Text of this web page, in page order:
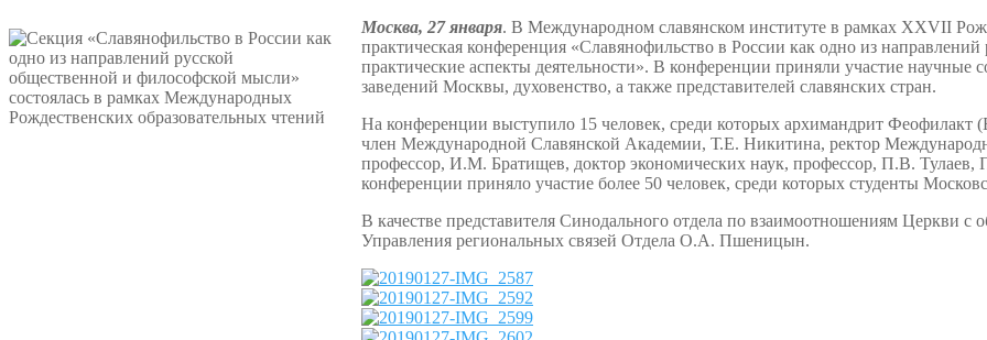
Москва, 27 января. В Международном славянском институте в рамках XXVII
практическая конференция «Славянофильство в России как одно из
практические аспекты деятельности». В конференции приняли участие научные
заведений Москвы, духовенство, а также представителей славянских стран.
На конференции выступило 15 человек, среди которых архимандрит Феофилакт
член Международной Славянской Академии, Т.Е. Никитина, ректор
профессор, И.М. Братищев, доктор экономических наук, профессор, П.В.
конференции приняло участие более 50 человек, среди которых студенты
В качестве представителя Синодального отдела по взаимоотношениям Церкви
Управления региональных связей Отдела О.А. Пшеницын.